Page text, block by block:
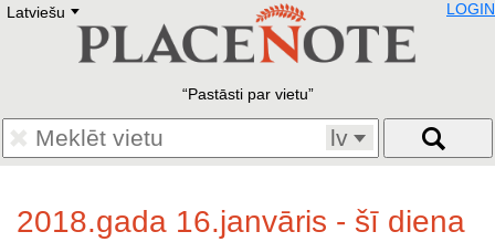
Latviešu E
Deutsch
Francais
Polski
Eestikeelne
LOGIN
Pastāsti par vietu
lv
2018.gada 16.janvāris - šī diena